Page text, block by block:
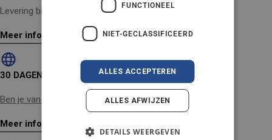
Levering binnen 2-4 werkdagen
Meer informatie
30 DAGEN GELD-TERUG-GARANTIE
Ben je van gedachten veranderd? Geen probleem
Meer informatie
IT
FUNCTIONEEL
NIET-GECLASSIFICEERD
ALLES ACCEPTEREN
ALLES AFWIJZEN
DETAILS WEERGEVEN